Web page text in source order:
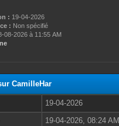
: 19-04-2026
: Non spécifié
08-2026 à 11:55 AM
CamilleHar
19-04-2026
19-04-2026, 08:24 AM